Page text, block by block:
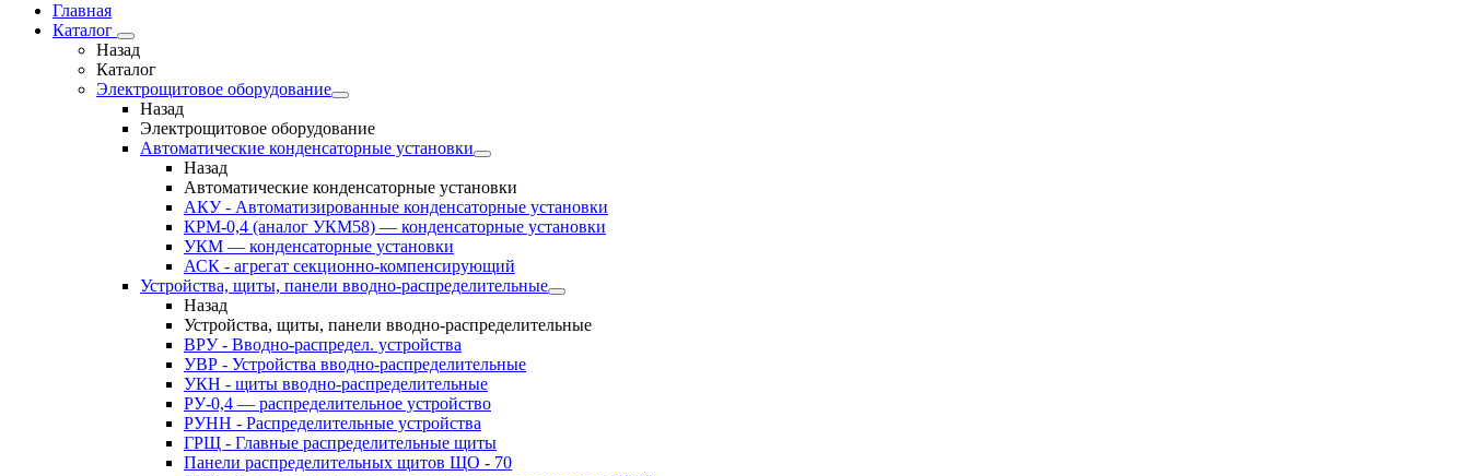
Главная
Каталог
Назад
Каталог
Электрощитовое оборудование
Назад
Электрощитовое оборудование
Автоматические конденсаторные установки
Назад
Автоматические конденсаторные установки
АКУ - Автоматизированные конденсаторные установки
КРМ-0,4 (аналог УКМ58) — конденсаторные установки
УКМ — конденсаторные установки
АСК - агрегат секционно-компенсирующий
Устройства, щиты, панели вводно-распределительные
Назад
Устройства, щиты, панели вводно-распределительные
ВРУ - Вводно-распредел. устройства
УВР - Устройства вводно-распределительные
УКН - щиты вводно-распределительные
РУ-0,4 — распределительное устройство
РУНН - Распределительные устройства
ГРЩ - Главные распределительные щиты
Панели распределительных щитов ЩО - 70